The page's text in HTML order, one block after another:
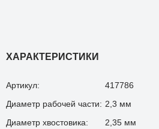
ХАРАКТЕРИСТИКИ
Артикул:
417786
Диаметр рабочей части: 2,3 мм
Диаметр хвостовика:
2,35 мм